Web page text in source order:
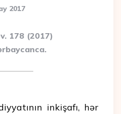
2017
178 (2017)
inkişafı, hər